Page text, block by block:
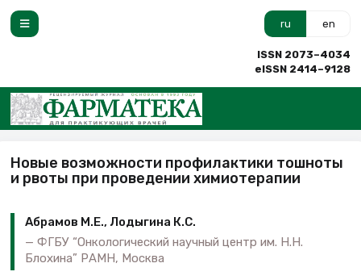
ru en
ISSN 2073–4034
eISSN 2414–9128
Новые возможности профилактики тошноты
и рвоты при проведении химиотерапии
Абрамов М.Е., Лодыгина К.С.
ФГБУ “Онкологический научный центр им. Н.Н.
Блохина” РАМН, Москва